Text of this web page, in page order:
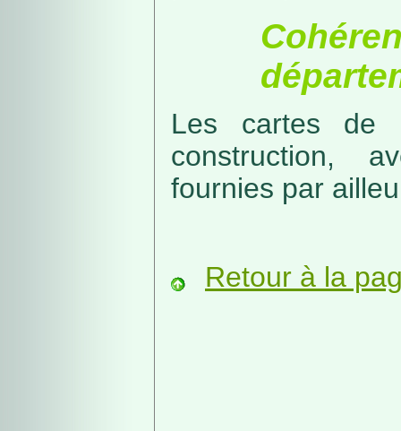
Les cartes de
construction,
fournies par
Retour à la